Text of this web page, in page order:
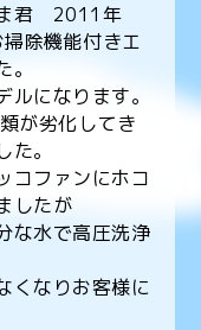
ま君 2011年
除機能付きエ
になります。
が劣化してき
。
コファンにホコ
したが
な水で高圧洗浄
くなりお客様に